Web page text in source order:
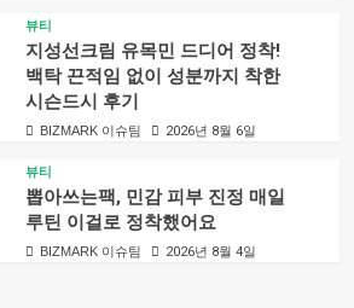
뷰티
지성선크림 유목민 드디어 정착!
백탁 끈적임 없이 성분까지 착한
시슨드시 후기
BIZMARK 이슈팀 2026년 8월 6일
뷰티
뽑아쓰는팩, 민감 피부 진정 매일
루틴 이걸로 정착했어요
BIZMARK 이슈팀 2026년 8월 4일